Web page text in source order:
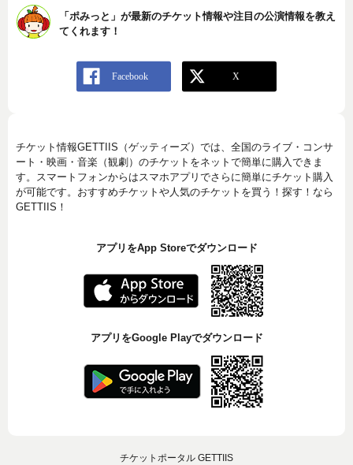
「ポみっと」が最新のチケット情報や注目の公演情報を教え
てくれます！
チケット情報GETTIIS（ゲッティーズ）では、全国のライブ・コンサ
ート・映画・音楽（観劇）のチケットをネットで簡単に購入できま
す。スマートフォンからはスマホアプリでさらに簡単にチケット購入
が可能です。おすすめチケットや人気のチケットを買う！探す！なら
GETTIIS！
アプリをApp Storeでダウンロード
アプリをGoogle Playでダウンロード
チケットポータル GETTIIS